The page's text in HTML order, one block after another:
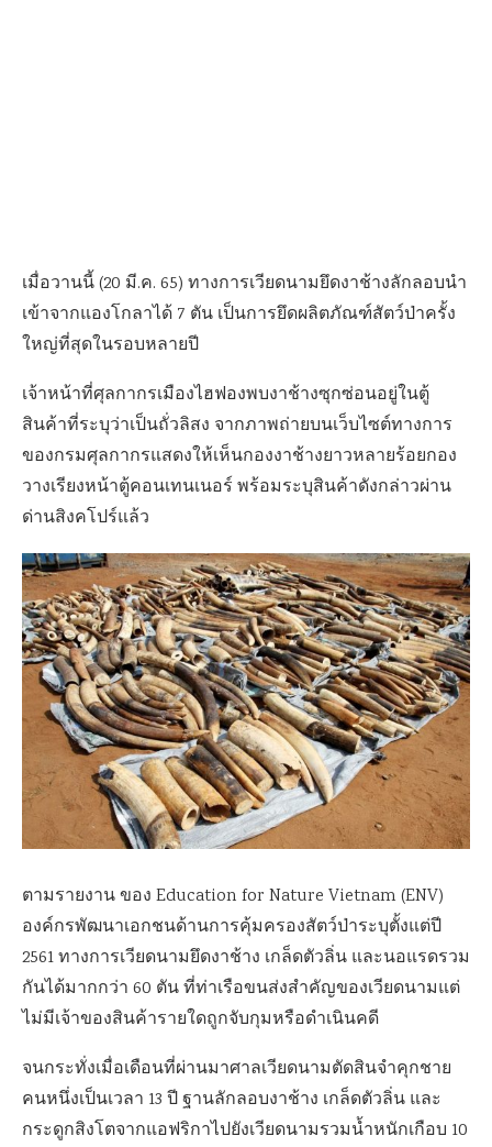
เมื่อวานนี้ (20 มี.ค. 65) ทางการเวียดนามยึดงาช้างลักลอบนำ
เข้าจากแองโกลาได้ 7 ตัน เป็นการยึดผลิตภัณฑ์สัตว์ป่าครั้ง
ใหญ่ที่สุดในรอบหลายปี
เจ้าหน้าที่ศุลกากรเมืองไฮฟองพบงาช้างซุกซ่อนอยู่ในตู้
สินค้าที่ระบุว่าเป็นถั่วลิสง จากภาพถ่ายบนเว็บไซต์ทางการ
ของกรมศุลกากรแสดงให้เห็นกองงาช้างยาวหลายร้อยกอง
วางเรียงหน้าตู้คอนเทนเนอร์ พร้อมระบุสินค้าดังกล่าวผ่าน
ด่านสิงคโปร์แล้ว
ตามรายงาน ของ Education for Nature Vietnam (ENV)
องค์กรพัฒนาเอกชนด้านการคุ้มครองสัตว์ป่าระบุตั้งแต่ปี
2561 ทางการเวียดนามยึดงาช้าง เกล็ดตัวลิ่น และนอแรดรวม
กันได้มากกว่า 60 ตัน ที่ท่าเรือขนส่งสำคัญของเวียดนามแต่
ไม่มีเจ้าของสินค้ารายใดถูกจับกุมหรือดำเนินคดี
จนกระทั่งเมื่อเดือนที่ผ่านมาศาลเวียดนามตัดสินจำคุกชาย
คนหนึ่งเป็นเวลา 13 ปี ฐานลักลอบงาช้าง เกล็ดตัวลิ่น และ
กระดูกสิงโตจากแอฟริกาไปยังเวียดนามรวมน้ำหนักเกือบ 10